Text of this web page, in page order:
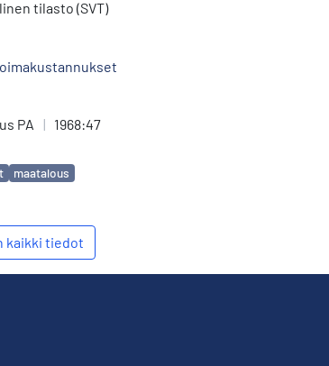
tilasto (SVT)
PA | 1968:47
maatalous
kaikki tiedot